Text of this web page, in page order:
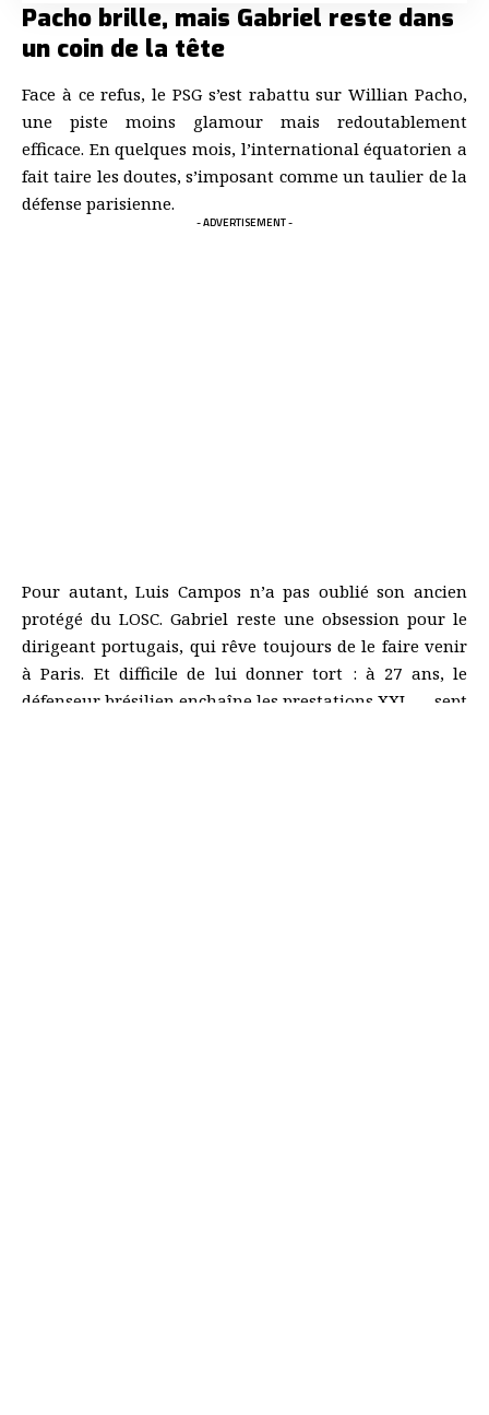
Pacho brille, mais Gabriel reste dans
un coin de la tête
Face à ce refus, le PSG s’est rabattu sur Willian Pacho,
une piste moins glamour mais redoutablement
efficace. En quelques mois, l’international équatorien a
fait taire les doutes, s’imposant comme un taulier de la
défense parisienne.
- ADVERTISEMENT -
Pour autant, Luis Campos n’a pas oublié son ancien
protégé du LOSC. Gabriel reste une obsession pour le
dirigeant portugais, qui rêve toujours de le faire venir
à Paris. Et difficile de lui donner tort : à 27 ans, le
défenseur brésilien enchaîne les prestations XXL — sept